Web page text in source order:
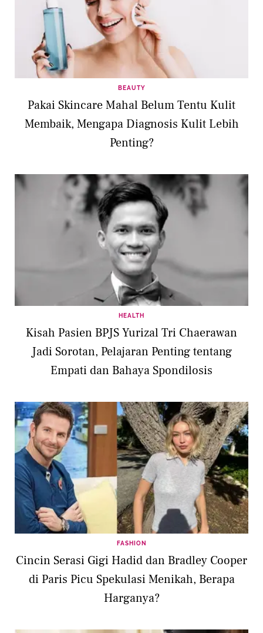
BEAUTY
Pakai Skincare Mahal Belum Tentu Kulit
Membaik, Mengapa Diagnosis Kulit Lebih
Penting?
HEALTH
Kisah Pasien BPJS Yurizal Tri Chaerawan
Jadi Sorotan, Pelajaran Penting tentang
Empati dan Bahaya Spondilosis
FASHION
Cincin Serasi Gigi Hadid dan Bradley Cooper
di Paris Picu Spekulasi Menikah, Berapa
Harganya?